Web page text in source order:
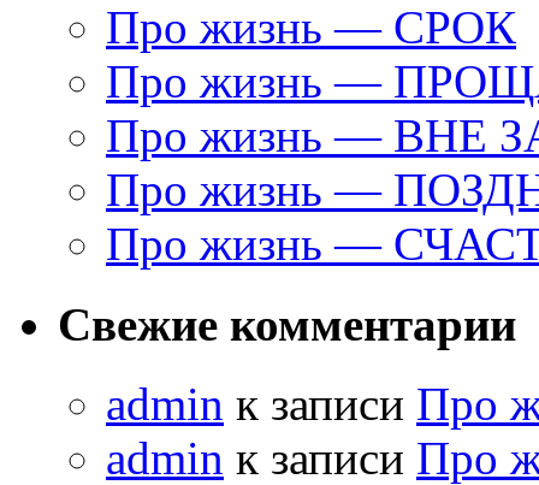
Про жизнь — СРОК
Про жизнь —
Про жизнь — ВНЕ
Про жизнь —
Про жизнь —
Свежие комментарии
admin к записи Про
admin к записи Про